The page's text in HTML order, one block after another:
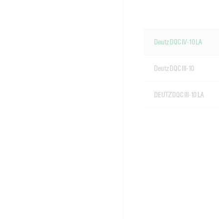
Deutz DQC IV-10 LA
Deutz DQC III-10
DEUTZ DQC III-10 LA